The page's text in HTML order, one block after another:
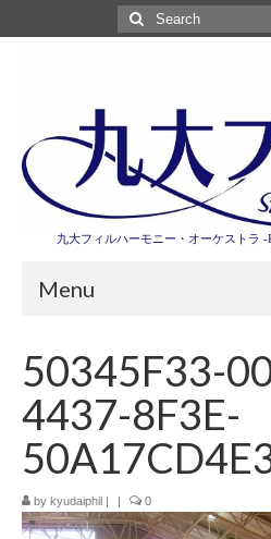
Search
for:
九大フィルハーモニー・オーケストラ -
Menu
演奏会情報
九大フィルの歴史
50345F33-
4437-8F3E-
by kyudaiphil 0